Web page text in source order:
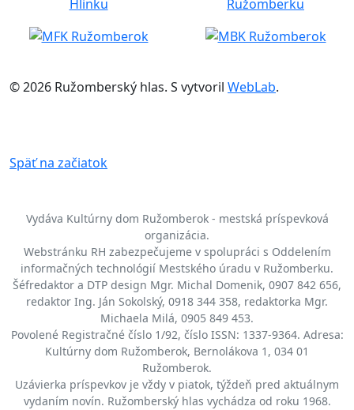
© 2026 Ružomberský hlas. S vytvoril WebLab.
Späť na začiatok
Vydáva Kultúrny dom Ružomberok - mestská príspevková
organizácia.
Webstránku RH zabezpečujeme v spolupráci s Oddelením
informačných technológií Mestského úradu v Ružomberku.
Šéfredaktor a DTP design Mgr. Michal Domenik, 0907 842 656,
redaktor Ing. Ján Sokolský, 0918 344 358, redaktorka Mgr.
Michaela Milá, 0905 849 453.
Povolené Registračné číslo 1/92, číslo ISSN: 1337-9364. Adresa:
Kultúrny dom Ružomberok, Bernolákova 1, 034 01
Ružomberok.
Uzávierka príspevkov je vždy v piatok, týždeň pred aktuálnym
vydaním novín. Ružomberský hlas vychádza od roku 1968.